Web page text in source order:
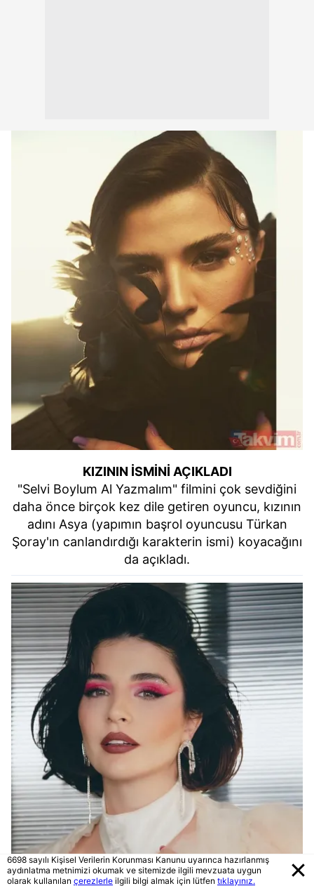
KIZININ İSMİNİ AÇIKLADI
"Selvi Boylum Al Yazmalım" filmini çok sevdiğini
daha önce birçok kez dile getiren oyuncu, kızının
adını Asya (yapımın başrol oyuncusu Türkan
Şoray'ın canlandırdığı karakterin ismi) koyacağını
da açıkladı.
6698 sayılı Kişisel Verilerin Korunması Kanunu uyarınca hazırlanmış
aydınlatma metnimizi okumak ve sitemizde ilgili mevzuata uygun
olarak kullanılan çerezlerle ilgili bilgi almak için lütfen tıklayınız.